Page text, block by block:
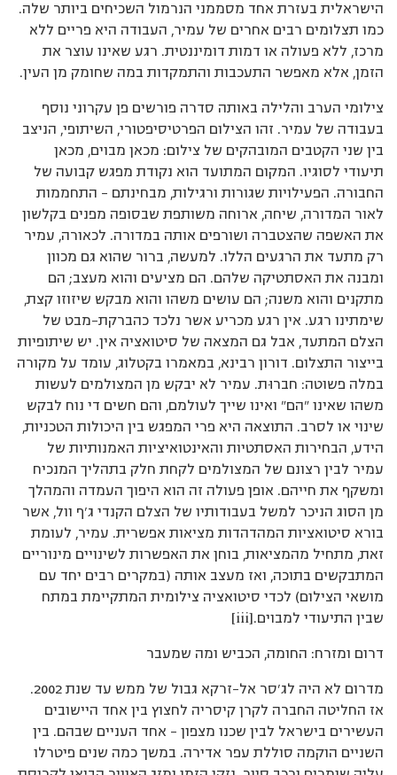
הישראלית בעזרת אחד מסממני הנרמול השכיחים ביותר שלה.
כמו תצלומים רבים אחרים של עמיר, העבודה היא פריים ללא
מרכז, ללא פעולה או דמות דומיננטית. רגע שאינו עוצר את
הזמן, אלא מאפשר התעכבות והתמקדות במה שחומק מן העין.
צילומי הערב והלילה באותה סדרה פורשים פן עקרוני נוסף
בעבודה של עמיר. זהו הצילום הפרטיסיפטורי, השיתופי, הניצב
בין שני הקטבים המובהקים של צילום: מכאן מבוים, מכאן
תיעודי לסוגיו. המקום המתועד הוא נקודת מפגש קבועה של
החבורה. הפעילויות שגורות ורגילות, מבחינתם – התחממות
לאור המדורה, שיחה, ארוחה משותפת שבסופה מפנים בקלשון
את האשפה שהצטברה ושורפים אותה במדורה. לכאורה, עמיר
רק מתעד את הרגעים הללו. למעשה, ברור שהוא גם מכוון
ומבנה את האסתטיקה שלהם. הם מציעים והוא מעצב; הם
מתקנים והוא משנה; הם עושים משהו והוא מבקש שיזוזו קצת,
שימתינו רגע. אין רגע מכריע אשר נלכד כהברקת-מבט של
הצלם המתעד, אבל גם המצאה של סיטואציה אין. יש שיתופיות
בייצור התצלום. דורון רבינא, במאמרו בקטלוג, עומד על מקורה
במלה פשוטה: חברוּת. עמיר לא יבקש מן המצולמים לעשות
משהו שאינו "הם" ואינו שייך לעולמם, והם חשים די נוח לבקש
שינוי או לסרב. התוצאה היא פרי המפגש בין היכולות הטכניות,
הידע, הבחירות האסתטיות והאינטואיציות האמנותיות של
עמיר לבין רצונם של המצולמים לקחת חלק בתהליך המנכיח
ומשקף את חייהם. אופן פעולה זה הוא היפוך העמדה והמהלך
מן הסוג הניכר למשל בעבודותיו של הצלם הקנדי ג’ף וול, אשר
בורא סיטואציות המהדהדות מציאות אפשרית. עמיר, לעומת
זאת, מתחיל מהמציאות, בוחן את האפשרות לשינויים מינוריים
המתבקשים בתוכה, ואז מעצב אותה (במקרים רבים יחד עם
מושאי הצילום) לכדי סיטואציה צילומית המתקיימת במתח
שבין התיעודי למבוים.[iii]
דרום ומזרח: החומה, הכביש ומה שמעבר
מדרום לא היה לג’סר אל-זרקא גבול של ממש עד שנת 2002.
אז החליטה החברה לקרן קיסריה לחצוץ בין אחד היישובים
העשירים בישראל לבין שכנו מצפון – אחד העניים שבהם. בין
השניים הוקמה סוללת עפר אדירה. במשך כמה שנים פיטרלו